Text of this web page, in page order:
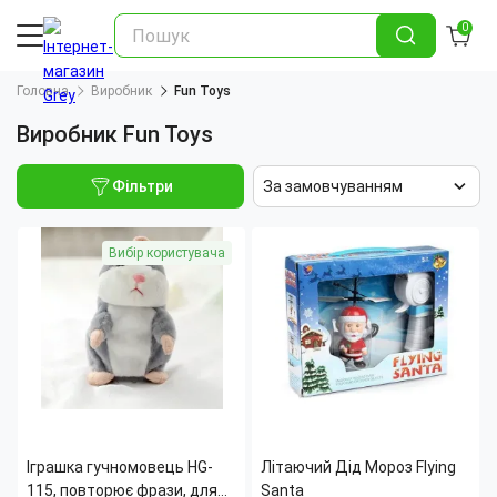
0
Головна Виробник Fun Toys
Виробник Fun Toys
Фільтри За замовчуванням
Вибір користувача
Іграшка гучномовець HG-
115, повторює фрази, для
Літаючий Дід Мороз Flying
Santa